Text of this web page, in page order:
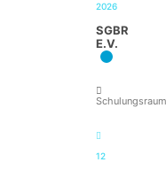
2026
SGBR
E.V.
Schulungsraum
12